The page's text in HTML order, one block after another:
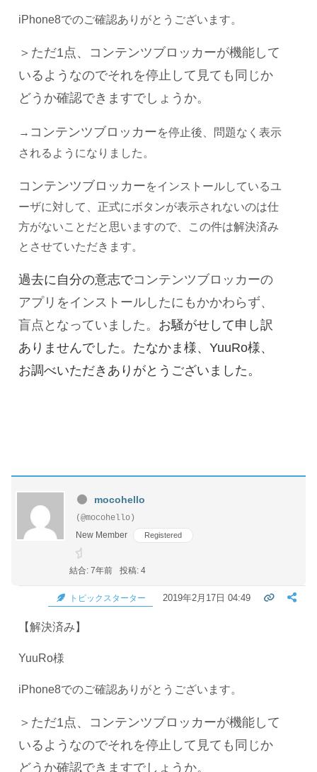
iPhone8でのご確認ありがとうございます。
＞ただ1点、コンテンツブロッカーが機能して
いるようなのでそれを停止して見ても同じか
どうか確認できますでしょうか。
→ コンテンツブロッカーを停止後、問題なく表示
されるようになりました。
コンテンツブロッカーをインストールしているユ
ーザに対して、正式にボタンが表示されないのは仕
方がないことだと思いますので、この件は解決済み
とさせていただきます。
過去に自分の意志でコンテンツブロッカーの
アプリをインストールしたにもかかわらず、
盲点となっていました。 お騒がせして申し訳
ありませんでした。たなかま様、YuuRo様、
お調べいただきありがとうございました。
mocohello
(@mocohello)
New Member
Registered
結合: 7年前 投稿: 4
トピックスターター 2019年2月17日 04:49
【解決済み】
YuuRo様
iPhone8でのご確認ありがとうございます。
＞ただ1点、コンテンツブロッカーが機能して
いるようなのでそれを停止して見ても同じか
どうか確認できますでしょうか。